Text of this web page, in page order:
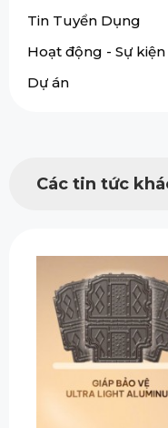
Tin Tuyển Dụng
Hoạt động - Sự kiện
Dự án
Các tin tức